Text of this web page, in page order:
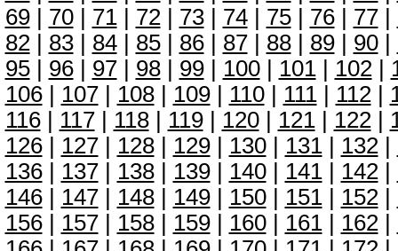
69| 70| 71| 72| 73| 74| 75| 76| 77|
82| 83| 84| 85| 86| 87| 88| 89| 90|
95| 96| 97| 98| 99| 100| 101| 102|
106| 107| 108| 109| 110| 111| 112|
116| 117| 118| 119| 120| 121| 122|
126| 127| 128| 129| 130| 131| 132|
136| 137| 138| 139| 140| 141| 142|
146| 147| 148| 149| 150| 151| 152|
156| 157| 158| 159| 160| 161| 162|